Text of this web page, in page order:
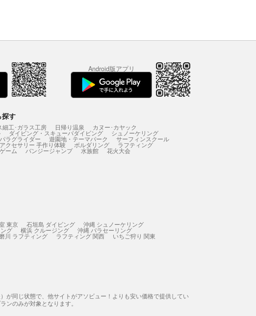
Android版アプリ
探す
細工･ガラス工房 日帰り温泉 カヌー･カヤック
ダイビング・スキューバダイビング シュノーケリング
パラグライダー 遊園地・テーマパーク サーフィンスクール
クセサリー 手作り体験 ボルダリング ラフティング
ーム バンジージャンプ 水族館 花火大会
東京 石垣島 ダイビング 沖縄 シュノーケリング
グ 横浜 クルージング 沖縄 パラセーリング
川 ラフティング ラフティング 関西 いちご狩り 関東
が同じ状態で、他サイトがアソビュー！よりも安い価格で提供してい
ンのみが対象となります。